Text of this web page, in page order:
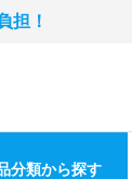
担！
分類から探す